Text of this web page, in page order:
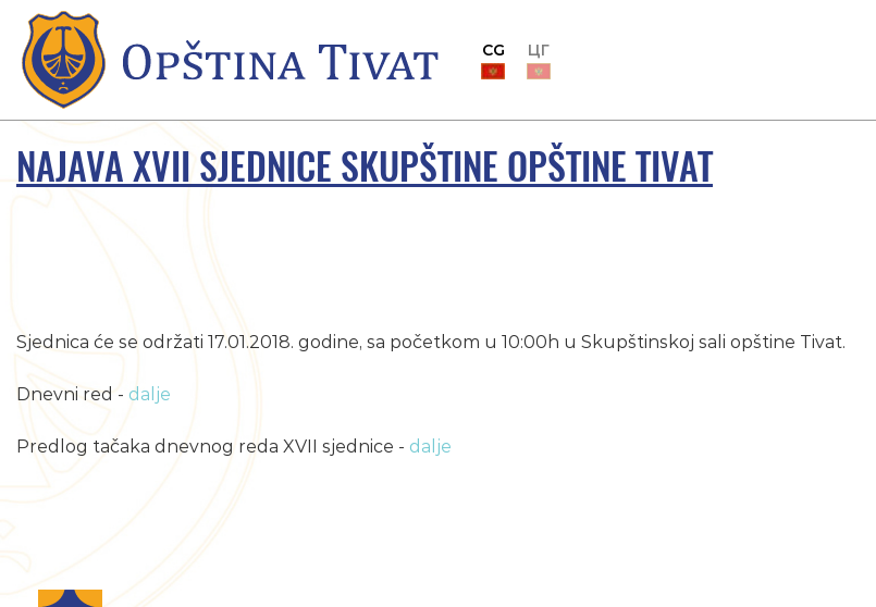
CG ЦГ
NAJAVA XVII SJEDNICE SKUPŠTINE OPŠTINE TIVAT
Sjednica će se održati 17.01.2018. godine, sa početkom u 10:00h u Skupštinskoj sali opštine Tivat.
Dnevni red - dalje
Predlog tačaka dnevnog reda XVII sjednice - dalje